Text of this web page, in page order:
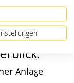
XL
Anlage